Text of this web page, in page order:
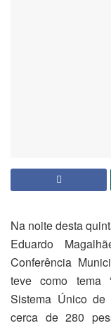
Na noite desta
Eduardo
Conferência
teve como tema
Sistema Único de
cerca de 280